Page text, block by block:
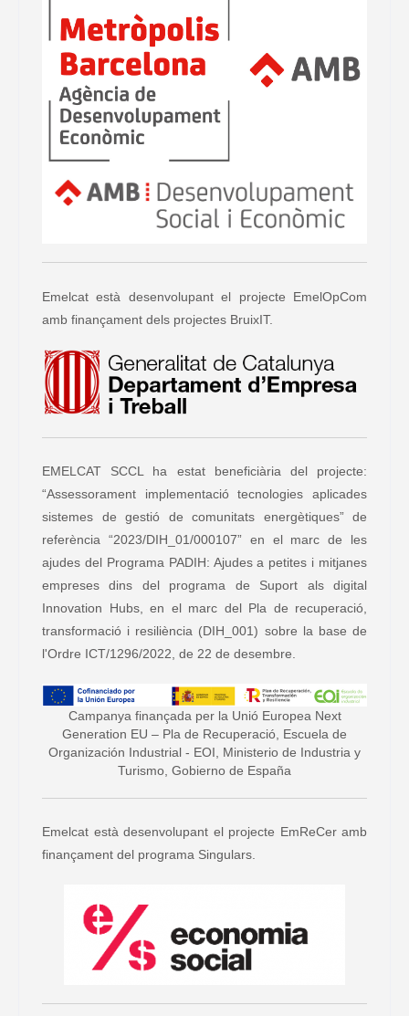
Emelcat està desenvolupant el projecte EmelOpCom
amb finançament dels projectes BruixIT.
EMELCAT SCCL ha estat beneficiària del projecte:
“Assessorament implementació tecnologies aplicades
sistemes de gestió de comunitats energètiques” de
referència “2023/DIH_01/000107” en el marc de les
ajudes del Programa PADIH: Ajudes a petites i mitjanes
empreses dins del programa de Suport als digital
Innovation Hubs, en el marc del Pla de recuperació,
transformació i resiliència (DIH_001) sobre la base de
l'Ordre ICT/1296/2022, de 22 de desembre.
Campanya finançada per la Unió Europea Next
Generation EU – Pla de Recuperació, Escuela de
Organización Industrial - EOI, Ministerio de Industria y
Turismo, Gobierno de España
Emelcat està desenvolupant el projecte EmReCer amb
finançament del programa Singulars.